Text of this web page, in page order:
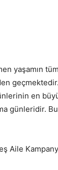
yaşamın
en
günleridir.
Aile